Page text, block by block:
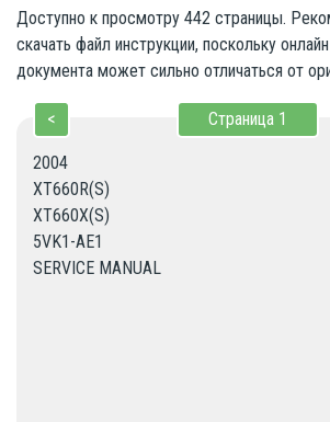
Доступно к просмотру 442 страницы.
скачать файл инструкции, поскольку
документа может сильно отличаться от
< Страница 1
2004
XT660R(S)
XT660X(S)
5VK1-AE1
SERVICE MANUAL